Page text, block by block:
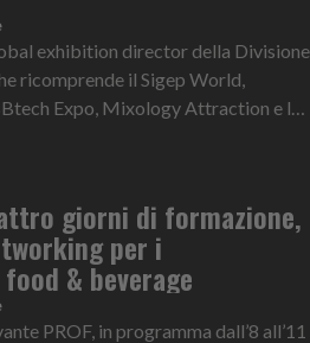
exhibition director della Divisione
ricomprende il Sigep World,
Expo, Mixology Attraction e le
giorni di formazione,
per i
& beverage
PROF, in programma dall’8 all’11